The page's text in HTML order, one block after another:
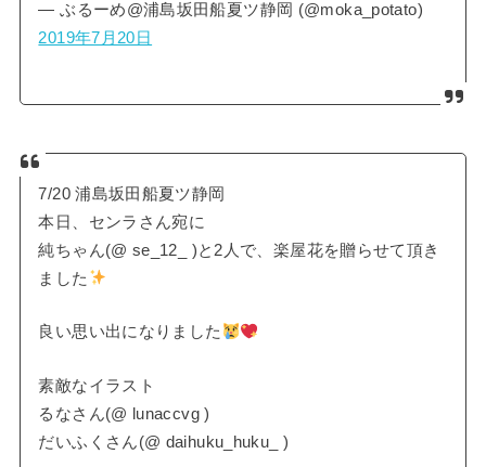
— ぶるーめ@浦島坂田船夏ツ静岡 (@moka_potato)
2019年7月20日
7/20 浦島坂田船夏ツ静岡
本日、センラさん宛に
純ちゃん(@ se_12_ )と2人で、楽屋花を贈らせて頂き
ました
良い思い出になりました
素敵なイラスト
るなさん(@ lunaccvg )
だいふくさん(@ daihuku_huku_ )